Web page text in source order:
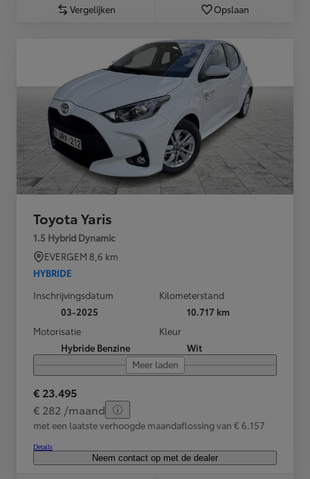
Vergelijken Opslaan
Toyota Yaris
1.5 Hybrid Dynamic
EVERGEM 8,6 km
HYBRIDE
Inschrijvingsdatum
03-2025
Kilometerstand
10.717 km
Motorisatie
Hybride Benzine
Kleur
Wit
Meer laden
€ 23.495
€ 282 /maand
met een laatste verhoogde maandaflossing van € 6.157
Details
Neem contact op met de dealer